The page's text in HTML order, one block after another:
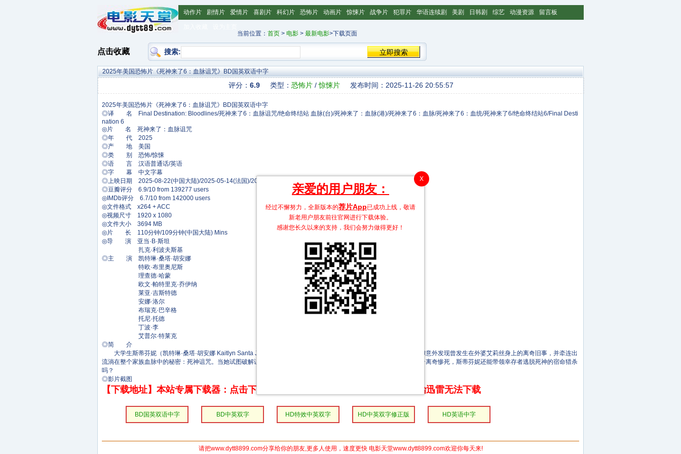
动作片 剧情片 爱情片 喜剧片 科幻片 恐怖片 动画片 惊悚片 战争片 犯罪片 华语连续剧 美剧 日韩剧 综艺 动漫资源 留言板
当前位置： 首页 > 电影 > 最新电影>下载页面
点击收藏 搜索:
2025年美国恐怖片《死神来了6：血脉诅咒》BD国英双语中字
评分： 6.9 类型： 恐怖片 /惊悚片 发布时间：2025-11-26 20:55:57
◎译 名 Final Destination: Bloodlines/死神来了6：血脉诅咒/绝命终结站 血脉(台)/死神来了：血脉(港)/死神来了6：血脉/死神来了6：血统/死神来了6/绝命终结站6/Final Desti
nation 6
◎片 名 死神来了：血脉诅咒
◎年 代 2025
◎产 地 美国
◎类 别 恐怖/惊悚
◎语 言 汉语普通话/英语
◎字 幕 中文字幕
◎上映日期 2025-08-22(中国大陆)/2025-05-14(法国)/2025-05-16(美国)
◎豆瓣评分 6.9/10 from 139277 users
◎IMDb评分 6.7/10 from 142000 users
◎文件格式 x264 + ACC
◎视频尺寸 1920 x 1080
◎文件大小 3694 MB
◎片 长 110分钟/109分钟(中国大陆) Mins
◎导 演 亚当·B·斯坦
扎克·利波夫斯基
◎主 演 凯特琳·桑塔·胡安娜
特欧·布里奥尼斯
理查德·哈蒙
欧文·帕特里克·乔伊纳
莱亚·吉斯特德
安娜·洛尔
布瑞克·巴辛格
托尼·托德
丁波·李
艾普尔·特莱克
◎简 介
大学生斯蒂芬妮（凯特琳·桑塔·胡安娜 Kaitlyn Santa Juana 饰）长期被噩梦困扰，她决定返回家乡寻找噩梦起源，却意外发现曾发生在外婆艾莉丝身上的离奇旧事，并牵连出
流淌在整个家族血脉中的秘密：死神诅咒。当她试图破解诅咒密码，却发现死神的镰刀早已垂下…… 随着身边亲人一个个离奇惨死，斯蒂芬妮还能带领幸存者逃脱死神的宿命猎杀
吗？
◎影片截图
【下载地址】本站专属下载器：点击下方链接 即可享受高速下载和在线播放 专治迅雷无法下载
BD国英双语中字 BD中英双字 HD特效中英双字 HD中英双字修正版 HD英语中字
请把www.dytt8899.com分享给你的朋友,更多人使用，速度更快 电影天堂www.dytt8899.com欢迎你每天来!
X
亲爱的用户朋友：
经过不懈努力，全新版本的荐片App已成功上线，敬请
新老用户朋友前往官网进行下载体验。
感谢您长久以来的支持，我们会努力做得更好！